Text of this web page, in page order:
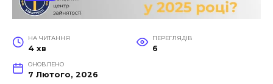
НА ЧИТАННЯ
4 хв
ПЕРЕГЛЯДІВ
6
ОНОВЛЕНО
7 Лютого, 2026